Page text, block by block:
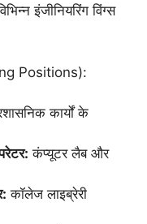
इंजीनियरिंग विंग्स
Positions):
कार्यों के
कंप्यूटर लैब और
कॉलेज लाइब्रेरी